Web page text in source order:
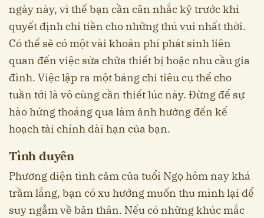
ngày này, vì thế bạn cần cân nhắc kỹ trước khi
quyết định chi tiền cho những thú vui nhất thời.
Có thể sẽ có một vài khoản phí phát sinh liên
quan đến việc sửa chữa thiết bị hoặc nhu cầu gia
đình. Việc lập ra một bảng chi tiêu cụ thể cho
tuần tới là vô cùng cần thiết lúc này. Đừng để sự
hào hứng thoáng qua làm ảnh hưởng đến kế
hoạch tài chính dài hạn của bạn.
Tình duyên
Phương diện tình cảm của tuổi Ngọ hôm nay khá
trầm lắng, bạn có xu hướng muốn thu mình lại để
suy ngẫm về bản thân. Nếu có những khúc mắc